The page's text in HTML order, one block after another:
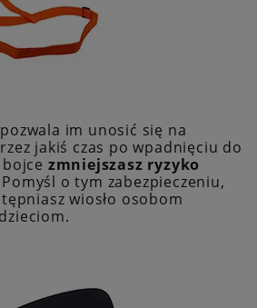
im unosić się na
jakiś czas po wpadnięciu do
zmniejszasz ryzyko
Pomyśl o tym zabezpieczeniu,
wiosło osobom